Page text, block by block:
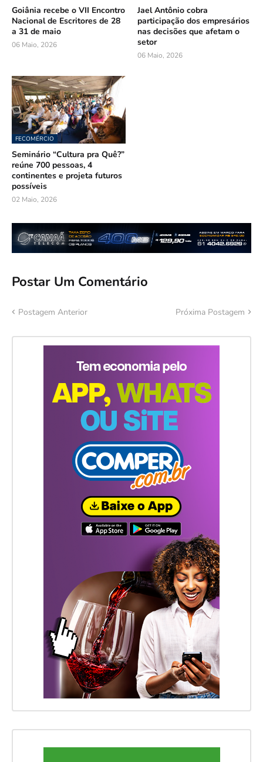
Goiânia recebe o VII Encontro
Nacional de Escritores de 28
a 31 de maio
06 Maio, 2026
Jael Antônio cobra
participação dos empresários
nas decisões que afetam o
setor
06 Maio, 2026
FECOMÉRCIO
Seminário “Cultura pra Quê?”
reúne 700 pessoas, 4
continentes e projeta futuros
possíveis
02 Maio, 2026
Postar Um Comentário
Postagem Anterior Próxima Postagem